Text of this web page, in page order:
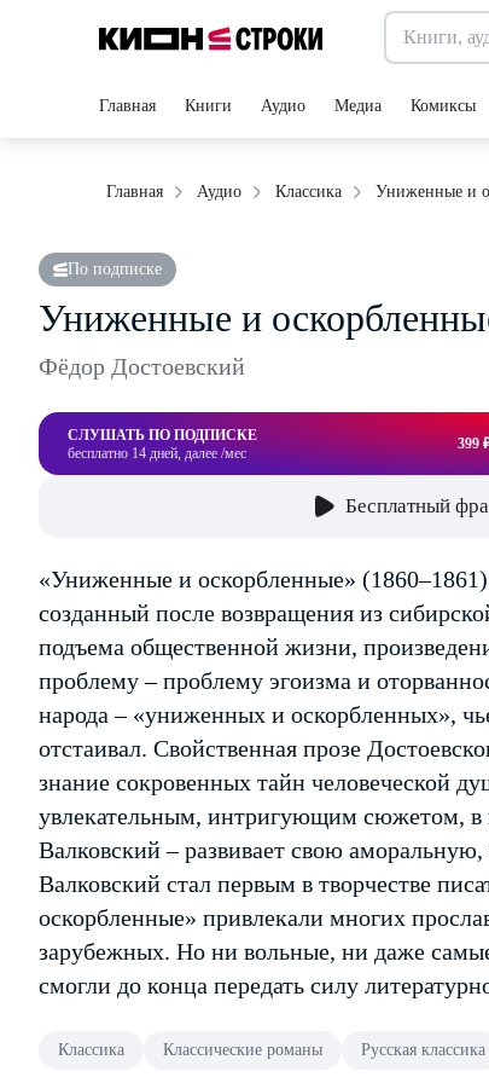
Главная Книги Аудио Медиа Комиксы
Главная Аудио Классика Униженные и
По подписке
Униженные и
Фёдор Достоевский
СЛУШАТЬ ПО ПОДПИСКЕ
бесплатно 14 дней, далее /мес
399
Бесплатный
«Униженные и оскорбленные»
созданный после возвращения из
подъема общественной жизни,
проблему – проблему эгоизма и
народа – «униженных и оскорбленных»,
отстаивал. Свойственная прозе
знание сокровенных тайн человеческой
увлекательным, интригующим сюжетом, в
Валковский – развивает свою
Валковский стал первым в творчестве
оскорбленные» привлекали многих
зарубежных. Но ни вольные, ни даже
смогли до конца передать силу
Классика Классические романы Русская классика